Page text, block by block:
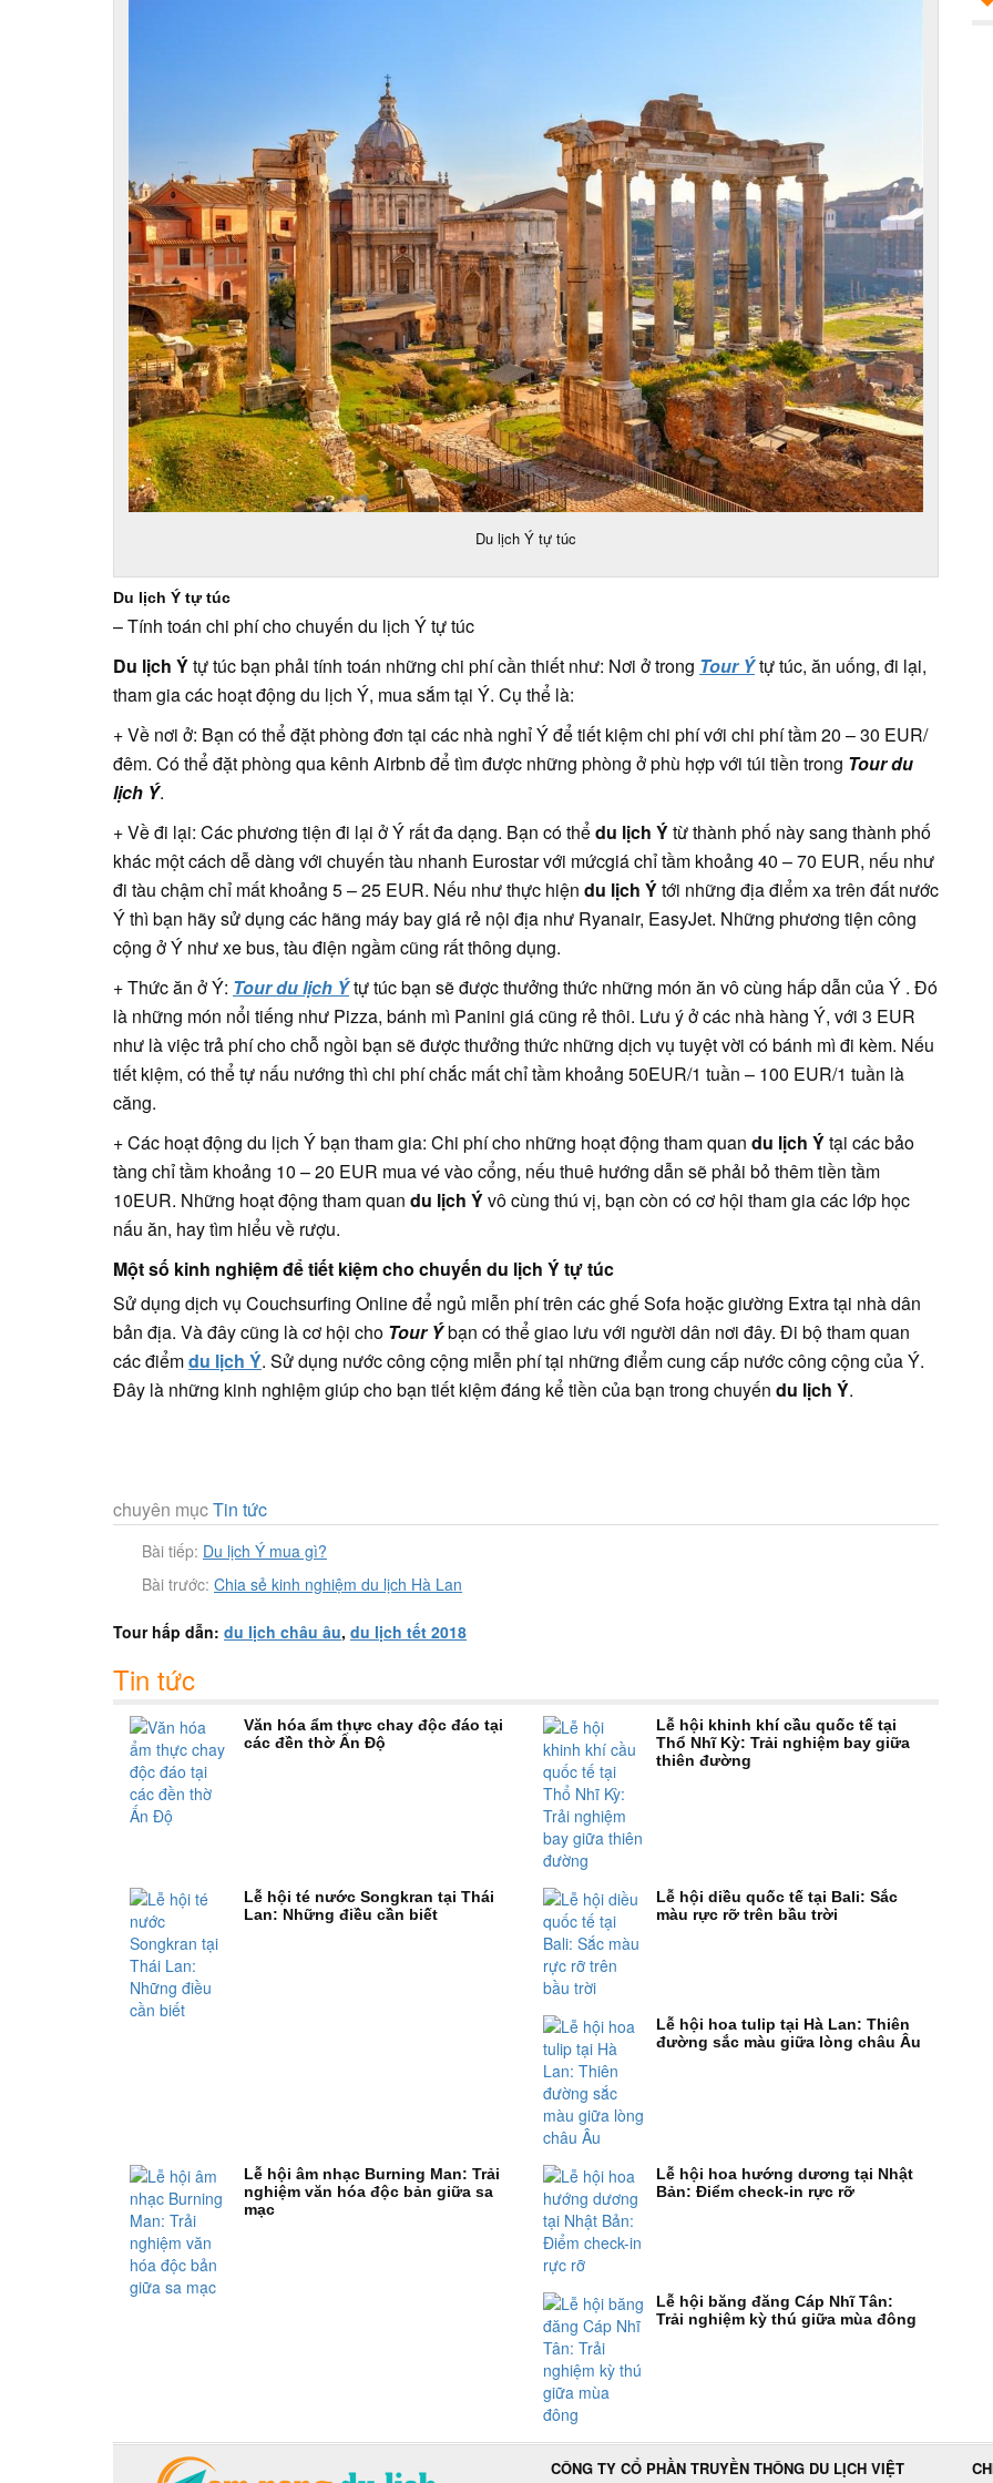
Du lịch Ý tự túc
Du lịch Ý tự túc
– Tính toán chi phí cho chuyến du lịch Ý tự túc
Du lịch Ýtự túc bạn phải tính toán những chi phí cần thiết như: Nơi ở trong Tour Ýtự túc, ăn uống, đi lại,
tham gia các hoạt động du lịch Ý, mua sắm tại Ý. Cụ thể là:
+ Về nơi ở: Bạn có thể đặt phòng đơn tại các nhà nghỉ Ý để tiết kiệm chi phí với chi phí tầm 20 – 30 EUR/
đêm. Có thể đặt phòng qua kênh Airbnb để tìm được những phòng ở phù hợp với túi tiền trong Tour du
lịch Ý.
+ Về đi lại: Các phương tiện đi lại ở Ý rất đa dạng. Bạn có thểdu lịch Ýtừ thành phố này sang thành phố
khác một cách dễ dàng với chuyến tàu nhanh Eurostar với mứcgiá chỉ tầm khoảng 40 – 70 EUR, nếu như
đi tàu chậm chỉ mất khoảng 5 – 25 EUR. Nếu như thực hiện du lịch Ýtới những địa điểm xa trên đất nước
Ý thì bạn hãy sử dụng các hãng máy bay giá rẻ nội địa như Ryanair, EasyJet. Những phương tiện công
cộng ở Ý như xe bus, tàu điện ngầm cũng rất thông dụng.
+ Thức ăn ở Ý: Tour du lịch Ýtự túc bạn sẽ được thưởng thức những món ăn vô cùng hấp dẫn của Ý . Đó
là những món nổi tiếng như Pizza, bánh mì Panini giá cũng rẻ thôi. Lưu ý ở các nhà hàng Ý, với 3 EUR
như là việc trả phí cho chỗ ngồi bạn sẽ được thưởng thức những dịch vụ tuyệt vời có bánh mì đi kèm. Nếu
tiết kiệm, có thể tự nấu nướng thì chi phí chắc mất chỉ tầm khoảng 50EUR/1 tuần – 100 EUR/1 tuần là
căng.
+ Các hoạt động du lịch Ý bạn tham gia: Chi phí cho những hoạt động tham quan du lịch Ýtại các bảo
tàng chỉ tầm khoảng 10 – 20 EUR mua vé vào cổng, nếu thuê hướng dẫn sẽ phải bỏ thêm tiền tầm
10EUR. Những hoạt động tham quan du lịch Ývô cùng thú vị, bạn còn có cơ hội tham gia các lớp học
nấu ăn, hay tìm hiểu về rượu.
Một số kinh nghiệm để tiết kiệm cho chuyến du lịch Ý tự túc
Sử dụng dịch vụ Couchsurfing Online để ngủ miễn phí trên các ghế Sofa hoặc giường Extra tại nhà dân
bản địa. Và đây cũng là cơ hội cho Tour Ýbạn có thể giao lưu với người dân nơi đây. Đi bộ tham quan
các điểmdu lịch Ý. Sử dụng nước công cộng miễn phí tại những điểm cung cấp nước công cộng của Ý.
Đây là những kinh nghiệm giúp cho bạn tiết kiệm đáng kể tiền của bạn trong chuyến du lịch Ý.
chuyên mụcTin tức
Bài tiếp: Du lịch Ý mua gì?
Bài trước: Chia sẻ kinh nghiệm du lịch Hà Lan
Tour hấp dẫn: du lịch châu âu, du lịch tết 2018
Tin tức
Văn hóa ẩm thực chay độc đáo tại
các đền thờ Ấn Độ
Lễ hội khinh khí cầu quốc tế tại
Thổ Nhĩ Kỳ: Trải nghiệm bay giữa
thiên đường
Lễ hội té nước Songkran tại Thái
Lan: Những điều cần biết
Lễ hội diều quốc tế tại Bali: Sắc
màu rực rỡ trên bầu trời
Lễ hội hoa tulip tại Hà Lan: Thiên
đường sắc màu giữa lòng châu Âu
Lễ hội âm nhạc Burning Man: Trải
nghiệm văn hóa độc bản giữa sa
mạc
Lễ hội hoa hướng dương tại Nhật
Bản: Điểm check-in rực rỡ
Lễ hội băng đăng Cáp Nhĩ Tân:
Trải nghiệm kỳ thú giữa mùa đông
CÔNG TY CỔ PHẦN TRUYỀN THÔNG DU LỊCH VIỆT